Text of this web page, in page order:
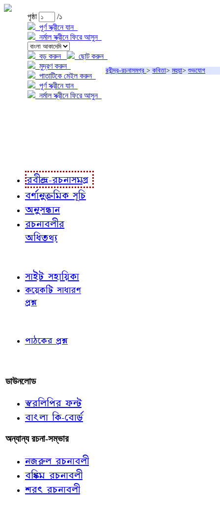
পৃষ্ঠা
/১
পূর্ণ স্ক্রীনে যান
নর্মাল স্ক্রীনে ফিরে আসুন
বড় করুন
ছোট করুন
মুদ্রণ করুন
পাতাটিকে মেইল করুন
পূর্ণ স্ক্রীনে যান
নর্মাল স্ক্রীনে ফিরে আসুন
রবীন্দ্র-রচনাসমগ্র > কবিতা> মহুয়া> শুভযোগ
রবীন্দ্র-রচনাসমগ্র
বর্ণানুক্রমিক সূচি
অনুসন্ধান
রচনাবলীর
অধিতথ্য
সাইট সহায়িকা
কয়েকটি সাধারণ
প্রশ্ন
পাঠকের প্রশ্ন
ডাউনলোড
স্বরলিপির ফন্ট
বাংলা কি-বোর্ড
অন্যান্য রচনা-সম্ভার
নজরুল রচনাবলী
বঙ্কিম রচনাবলী
শরৎ রচনাবলী